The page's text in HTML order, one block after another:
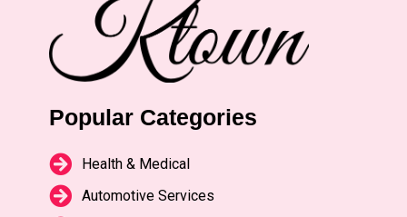
Popular Categories
Health & Medical
Automotive Services